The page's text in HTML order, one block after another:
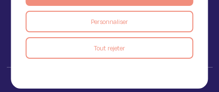
Personnaliser
Tout rejeter
Voir le blog